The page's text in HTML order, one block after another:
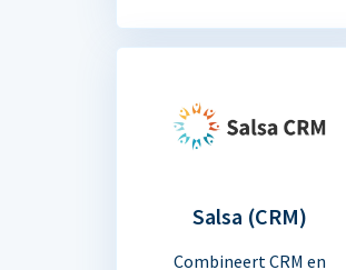
Salsa (CRM)
Combineert CRM en